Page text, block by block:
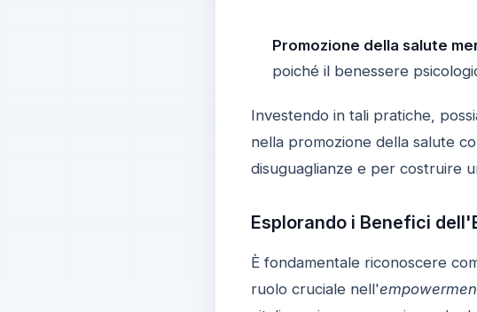
Promozione della salute
poiché il benessere
Investendo in tali pratiche,
nella promozione della salute
disuguaglianze e per costruire
Esplorando i Benefici
È fondamentale riconoscere
ruolo cruciale nell'